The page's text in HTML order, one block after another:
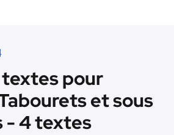
pour
et sous
- 4 textes